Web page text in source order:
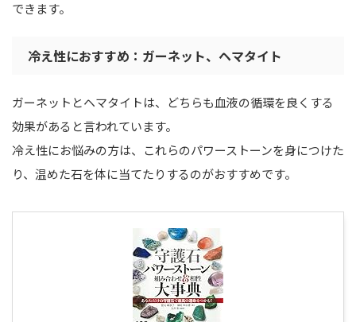
できます。
冷え性におすすめ：ガーネット、ヘマタイト
ガーネットとヘマタイトは、どちらも血液の循環を良くする
効果があると言われています。
冷え性にお悩みの方は、これらのパワーストーンを身につけた
り、温めた石を体に当てたりするのがおすすめです。